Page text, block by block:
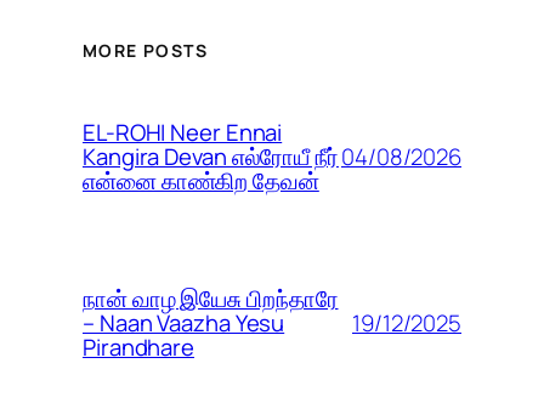
MORE POSTS
EL-ROHI Neer Ennai
Kangira Devan எல்ரோயீ நீர்
என்னை காண்கிற தேவன்
04/08/2026
நான் வாழ இயேசு பிறந்தாரே
– Naan Vaazha Yesu
Pirandhare
19/12/2025